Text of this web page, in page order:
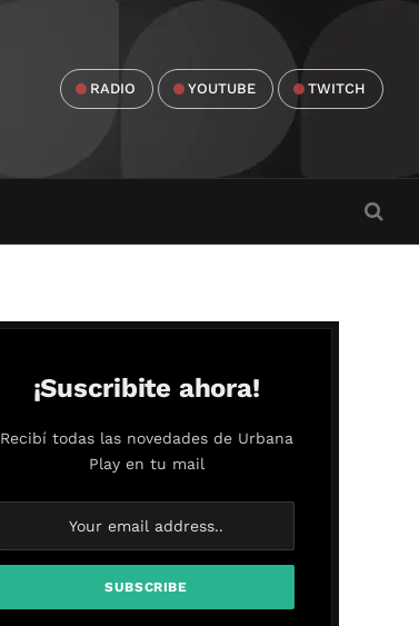
RADIO YOUTUBE TWITCH
¡Suscribite ahora!
Recibí todas las novedades de Urbana
Play en tu mail